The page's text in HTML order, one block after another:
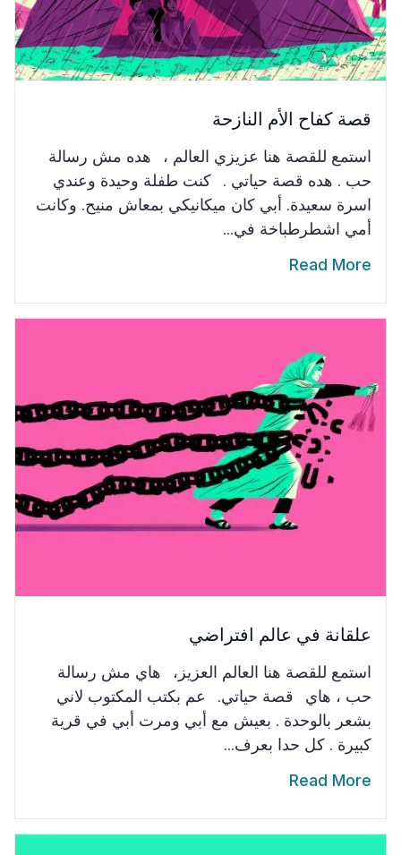
قصة كفاح الأم النازحة
استمع للقصة هنا عزيزي العالم ، هده مش رسالة
حب . هده قصة حياتي . كنت طفلة وحيدة وعندي
اسرة سعيدة. أبي كان ميكانيكي بمعاش منيح. وكانت
أمي اشطرطباخة في...
Read More
علقانة في عالم افتراضي
استمع للقصة هنا العالم العزيز، هاي مش رسالة
حب ، هاي قصة حياتي. عم بكتب المكتوب لاني
بشعر بالوحدة . بعيش مع أبي ومرت أبي في قرية
كبيرة . كل حدا بعرف...
Read More